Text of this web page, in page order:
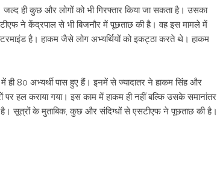
ही कुछ और लोगों को भी गिरफ्तार किया जा सकता है। उसका
ने केंद्रपाल से भी बिजनौर में पूछताछ की है। वह इस मामले में
है। हाकम जैसे लोग अभ्यर्थियों को इकट्ठा करते थे। हाकम
80 अभ्यर्थी पास हुए हैं। इनमें से ज्यादातर ने हाकम सिंह और
पर हल कराया गया। इस काम में हाकम ही नहीं बल्कि उसके समानांतर
है। सूत्रों के मुताबिक, कुछ और संदिग्धों से एसटीएफ ने पूछताछ की है।